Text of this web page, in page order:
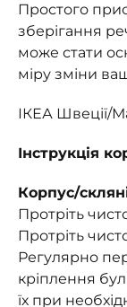
Простого
зберігання
може стати
міру зміни
ІКЕА Швеції/
Інструкція
Корпус/
Протріть
Протріть
Регулярно
кріплення
їх при